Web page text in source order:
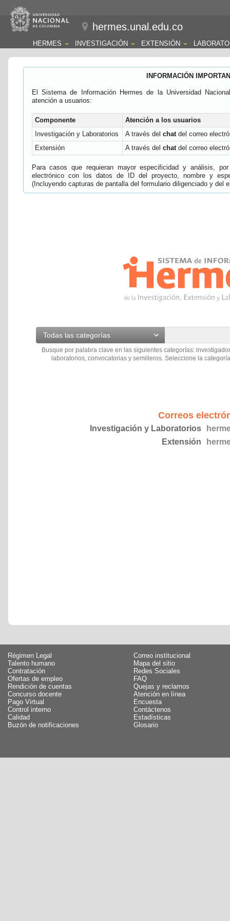
hermes.unal.edu.co
HERMES INVESTIGACIÓN EXTENSIÓN
INFORMACIÓN
El Sistema de Información Hermes de la Universidad
atención a usuarios:
Componente
Atención a los usuarios
Investigación y Laboratorios
A través del chatdel correo
Extensión
A través del chatdel correo
Para casos que requieran mayor especificidad y análisis,
electrónico con los datos de ID del proyecto, nombre y
(Incluyendo capturas de pantalla del formulario diligenciado y del
Todas las categorías
Busque por palabra clave en las siguientes categorías:
laboratorios, convocatorias y semilleros. Seleccione la
Correos
Investigación y Laboratorios
Extensión
Régimen Legal
Talento humano
Contratación
Ofertas de empleo
Rendición de cuentas
Concurso docente
Pago Virtual
Control interno
Calidad
Buzón de notificaciones
Correo institucional
Mapa del sitio
Redes Sociales
FAQ
Quejas y reclamos
Atención en línea
Encuesta
Contáctenos
Estadísticas
Glosario